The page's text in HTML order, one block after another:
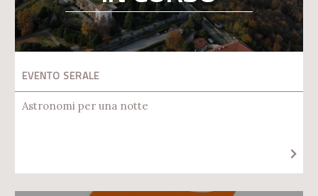
EVENTO SERALE
Astronomi per una notte